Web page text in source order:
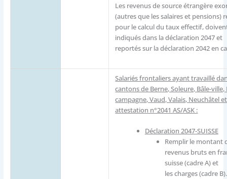
Les revenus de source étrangère
(autres que les salaires et pensions)
pour le calcul du taux effectif,
indiqués dans la déclaration 2047 et
reportés sur la déclaration 2042 en
Salariés frontaliers ayant travaillé
cantons de Berne, Soleure, Bâle-ville,
campagne, Vaud, Valais, Neuchâtel
attestation n°2041 AS/ASK :
Déclaration 2047-SUISSE
Remplir le montant
revenus bruts en
suisse (cadre A) et
les charges (cadre